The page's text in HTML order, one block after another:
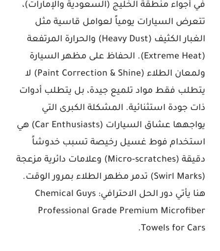
في أجواء منطقة الخليج (السعودية والإمارات)،
تتعرض السيارات يومياً لعوامل قاسية مثل
الغبار الكثيف (Heavy Dust) والحرارة المرتفعة
(Extreme Heat). الحفاظ على مظهر السيارة
ولمعان الطلاء (Paint Correction & Shine) لا
يتطلب فقط مواد تلميع جيدة، بل يتطلب أدوات
ذات جودة استثنائية. المشكلة الكبرى التي
يواجهها عشاق السيارات (Car Enthusiasts) هي
استخدام فوط غسيل رخيصة تسبب خدوشاً
دقيقة (Micro-scratches) وعلامات دائرية مزعجة
(Swirl Marks) تدمر مظهر الطلاء بمرور الوقت.
هنا يأتي دور الحل الاحترافي: Chemical Guys
Professional Grade Premium Microfiber
Towels for Cars
.